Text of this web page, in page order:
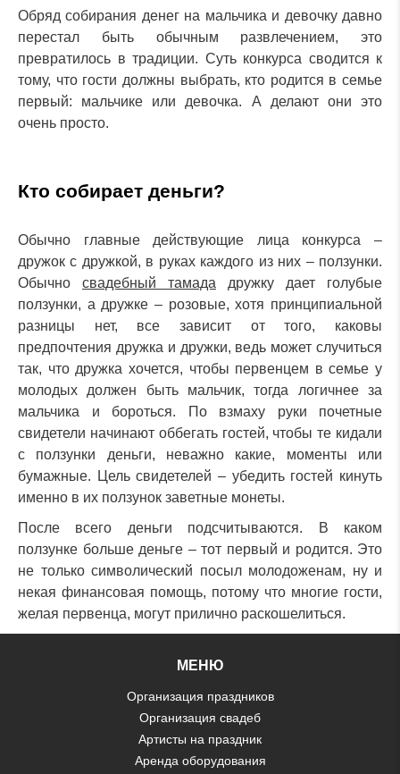
Оставьте заявку и наш
специалист свяжется с
вами в ближайшее время
Обряд собирания денег на мальчика и девочку давно
перестал быть обычным развлечением, это
превратилось в традиции. Суть конкурса сводится к
тому, что гости должны выбрать, кто родится в семье
первый: мальчике или девочка. А делают они это
очень просто.
Кто собирает деньги?
Обычно главные действующие лица конкурса –
дружок с дружкой, в руках каждого из них – ползунки.
Обычно свадебный тамада дружку дает голубые
ползунки, а дружке – розовые, хотя принципиальной
разницы нет, все зависит от того, каковы
предпочтения дружка и дружки, ведь может случиться
так, что дружка хочется, чтобы первенцем в семье у
молодых должен быть мальчик, тогда логичнее за
мальчика и бороться. По взмаху руки почетные
свидетели начинают оббегать гостей, чтобы те кидали
с ползунки деньги, неважно какие, моменты или
бумажные. Цель свидетелей – убедить гостей кинуть
именно в их ползунок заветные монеты.
После всего деньги подсчитываются. В каком
ползунке больше деньге – тот первый и родится. Это
не только символический посыл молодоженам, ну и
некая финансовая помощь, потому что многие гости,
желая первенца, могут прилично раскошелиться.
МЕНЮ
Организация праздников
Организация свадеб
Артисты на праздник
Аренда оборудования